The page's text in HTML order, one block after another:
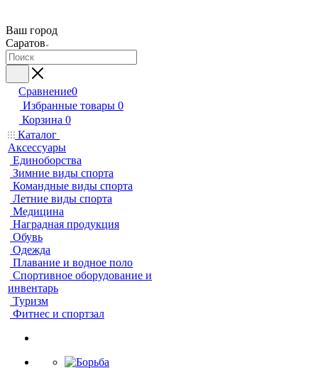
Ваш город
Саратов
Сравнение0
Избранные товары 0
Корзина 0
Каталог
Аксессуары
Единоборства
Зимние виды спорта
Командные виды спорта
Летние виды спорта
Медицина
Наградная продукция
Обувь
Одежда
Плавание и водное поло
Спортивное оборудование и
инвентарь
Туризм
Фитнес и спортзал